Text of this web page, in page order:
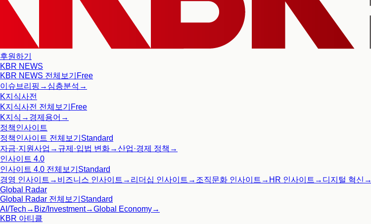
후원하기
KBR NEWS
KBR NEWS 전체보기 Free
이슈브리핑 → 심층분석 →
K지식사전
K지식사전 전체보기 Free
K지식 → 경제용어 →
정책인사이트
정책인사이트 전체보기 Standard
자금·지원사업 → 규제·입법 변화→산업·경제 정책 →
인사이트 4.0
인사이트 4.0 전체보기 Standard
경영 인사이트 → 비즈니스 인사이트 → 리더십 인사이트 → 조직문화 인사이트 → HR 인사이트 → 디지털 혁신 →
Global Radar
Global Radar 전체보기 Standard
AI/Tech → Biz/Investment→Global Economy→
KBR 아티클